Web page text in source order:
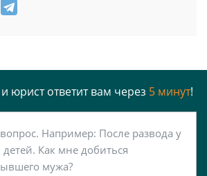
юрист ответит вам через 5 минут!